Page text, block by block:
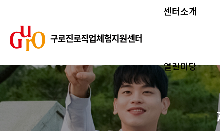
센터소개
열린마당